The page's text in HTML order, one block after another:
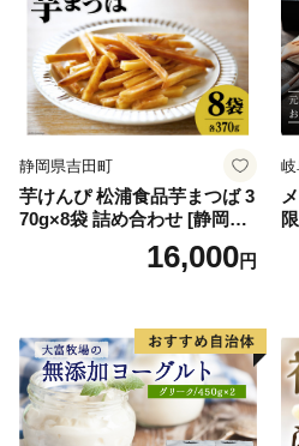
ラエティ | バニラ チョコレー
ト ストロベリー ピスタチオ
バニラ＆クッキー ウベ 沖縄
紅イモ 塩ちんすこう 沖縄シ
ークヮーサー 沖縄黒糖 琉球
ロイヤルミルクティ 沖縄パ
イン
静岡県吉田町
芋けんぴ 松浦食品芋まつば 3
70g×8袋 詰め合わせ [静岡伊
勢丹(松浦食品) 静岡県 吉田町
22424274] 芋ケンピ セット
16,000円